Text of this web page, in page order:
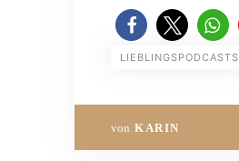
LIEBLINGSPODCASTS
von KARIN